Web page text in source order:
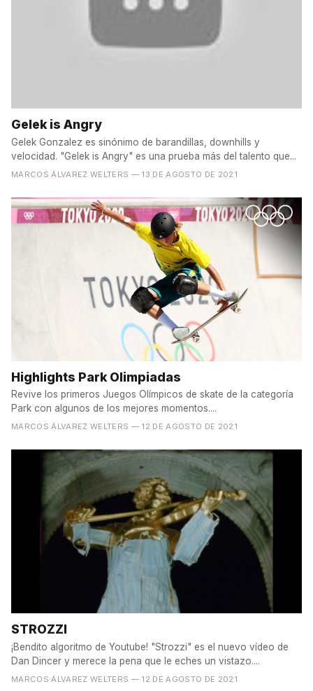
Gelek is Angry
Gelek Gonzalez es sinónimo de barandillas, downhills y
velocidad. "Gelek is Angry" es una prueba más del talento que...
MARCOS ÁLVAREZ WELTERS — 13 DE AGOSTO DE 2021
Highlights Park Olimpiadas
Revive los primeros Juegos Olímpicos de skate de la categoría
Park con algunos de los mejores momentos....
MARCOS ÁLVAREZ WELTERS — 12 DE AGOSTO DE 2021
STROZZI
¡Bendito algoritmo de Youtube! "Strozzi" es el nuevo vídeo de
Dan Dincer y merece la pena que le eches un vistazo....
MARCOS ÁLVAREZ WELTERS — 12 DE AGOSTO DE 2021